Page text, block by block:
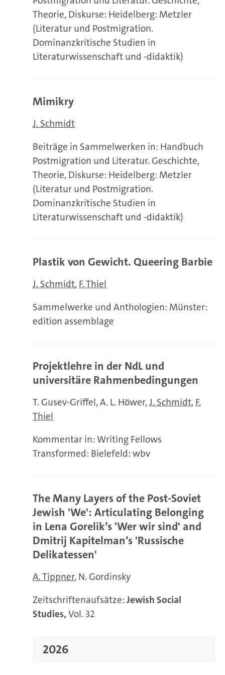
Theorie, Diskurse: Heidelberg: Metzler
(Literatur und Postmigration.
Dominanzkritische Studien in
Literaturwissenschaft und -didaktik)
Mimikry
J. Schmidt
Beiträge in Sammelwerken in: Handbuch
Postmigration und Literatur. Geschichte,
Theorie, Diskurse: Heidelberg: Metzler
(Literatur und Postmigration.
Dominanzkritische Studien in
Literaturwissenschaft und -didaktik)
Plastik von Gewicht. Queering Barbie
J. Schmidt F. Thiel
Sammelwerke und Anthologien: Münster:
edition assemblage
Projektlehre in der NdL und
universitäre Rahmenbedingungen
T. Gusev-Griffel A. L. Höwer J. Schmidt F.
Thiel
Kommentar in: Writing Fellows
Transformed: Bielefeld: wbv
The Many Layers of the Post-Soviet
Jewish 'We': Articulating Belonging
in Lena Gorelik’s 'Wer wir sind' and
Dmitrij Kapitelman’s 'Russische
Delikatessen'
A. Tippner N. Gordinsky
Zeitschriftenaufsätze: Jewish Social
Studies, Vol. 32
2026